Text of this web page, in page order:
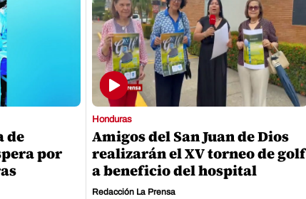
de
por
Honduras
Amigos del San Juan de Dios
realizarán el XV torneo de golf
a beneficio del hospital
Redacción La Prensa